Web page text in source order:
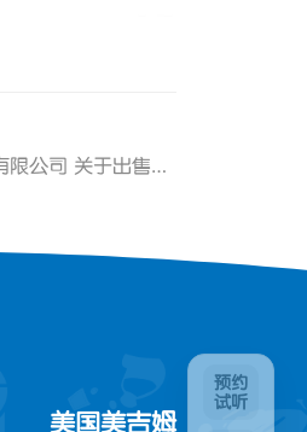
大连美吉姆教育科技股份有限公司 关于出售北京楷德教育咨询有限公司100%股权 暨关联交易的进展公告
预约
试听
美国美吉姆